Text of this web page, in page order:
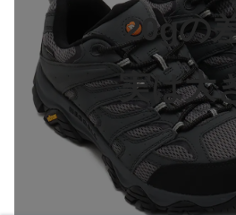
20gの
実は大